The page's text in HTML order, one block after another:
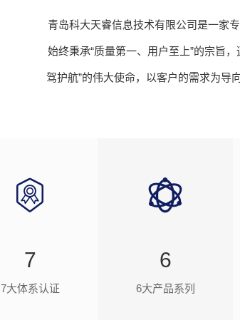
青岛科大天睿信息技术有限公司是一家
始终秉承“质量第一、用户至上”的宗旨
驾护航”的伟大使命，以客户的需求为导
7
7大体系认证
6
6大产品系列